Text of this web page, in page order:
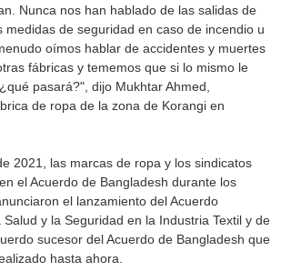
Nunca nos han hablado de las salidas de
medidas de seguridad en caso de incendio u
oímos hablar de accidentes y muertes
fábricas y tememos que si lo mismo le
pasará?", dijo Mukhtar Ahmed,
de ropa de la zona de Korangi en
2021, las marcas de ropa y los sindicatos
el Acuerdo de Bangladesh durante los
el lanzamiento del Acuerdo
y la Seguridad en la Industria Textil y de
sucesor del Acuerdo de Bangladesh que
hasta ahora.